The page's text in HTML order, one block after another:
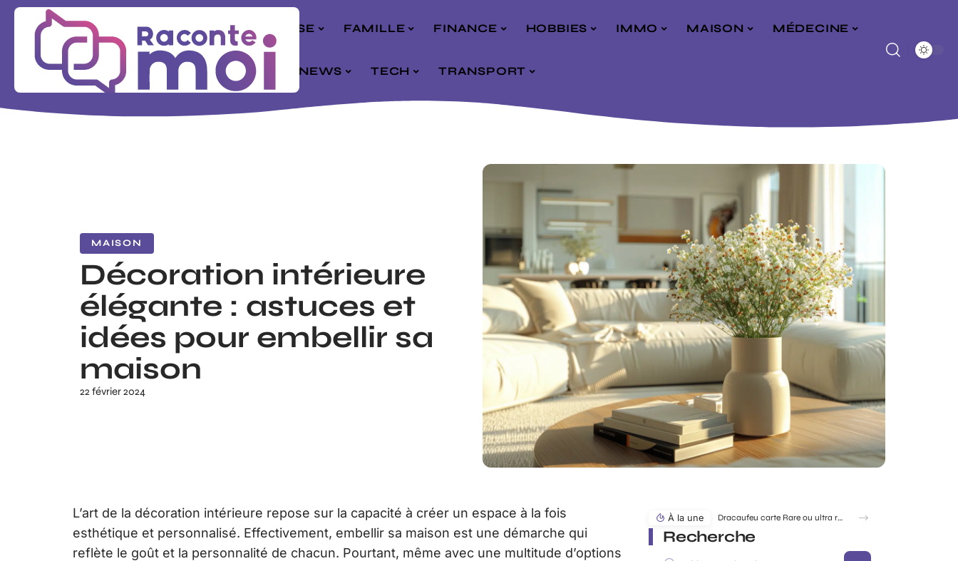
ENTREPRISE FAMILLE FINANCE HOBBIES IMMO MAISON MÉDECINE
MODE NEWS TECH TRANSPORT
MAISON
Décoration intérieure
élégante : astuces et
idées pour embellir sa
maison
22 février 2024
L’art de la décoration intérieure repose sur la capacité à créer un espace à la fois
esthétique et personnalisé. Effectivement, embellir sa maison est une démarche qui
reflète le goût et la personnalité de chacun. Pourtant, même avec une multitude d’options
À la une Dracaufeu carte Rare ou ultra rare : quelles différences pour les collectionneurs ?
Recherche